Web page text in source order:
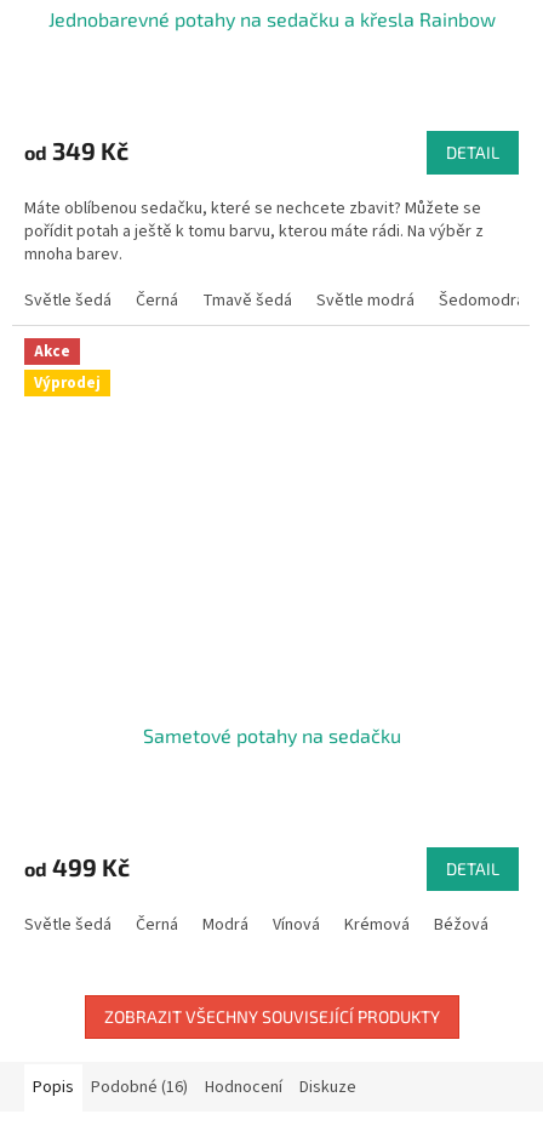
Jednobarevné potahy na sedačku a křesla Rainbow
produktu
je
z
5
hvězdiček.
od 349 Kč DETAIL
Máte oblíbenou sedačku, které se nechcete zbavit? Můžete se
pořídit potah a ještě k tomu barvu, kterou máte rádi. Na výběr z
mnoha barev.
Světle šedá
Černá Tmavě šedá Světle modrá Šedomodrá
Akce
Výprodej
Sametové potahy na sedačku
od 499 Kč DETAIL
Světle šedá Černá Modrá Vínová Krémová Béžová
ZOBRAZIT VŠECHNY SOUVISEJÍCÍ PRODUKTY
Popis Podobné (16) Hodnocení Diskuze